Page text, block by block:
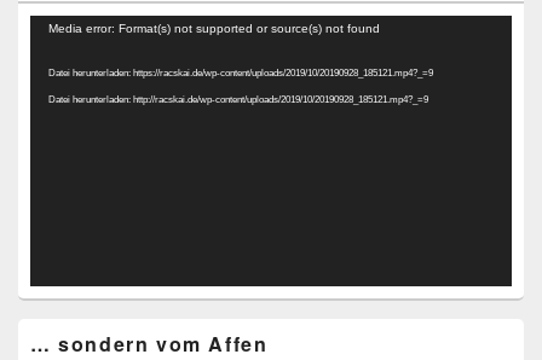
Video-
Media error: Format(s) not supported or source(s) not found
Datei herunterladen: https://racskai.de/wp-content/uploads/2019/10/20190928_185121.mp4?_=9
Datei herunterladen: http://racskai.de/wp-content/uploads/2019/10/20190928_185121.mp4?_=9
… sondern vom Affen